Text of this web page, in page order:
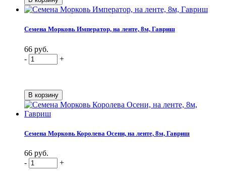
Семена Морковь Император, на ленте, 8м, Гавриш
66 руб.
-
+
Семена Морковь Королева Осени, на ленте, 8м, Гавриш
66 руб.
-
+